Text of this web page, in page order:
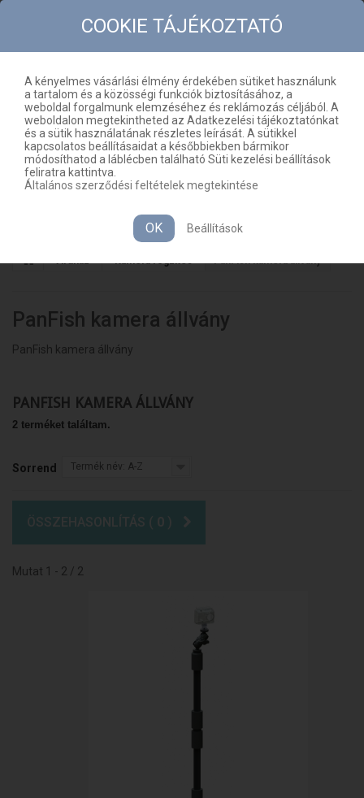
KAPCSOLAT OLDALTÉRKÉP
KOSÁR (ÜRES)
HU
Áruház Kamera rögzítés PanFish kamera állvány
PanFish kamera állvány
PanFish kamera állvány
PANFISH KAMERA ÁLLVÁNY
2 terméket találtam.
Sorrend Termék név: A-Z
ÖSSZEHASONLÍTÁS ( 0 )
Mutat 1 - 2 / 2
COOKIE TÁJÉKOZTATÓ
A kényelmes vásárlási élmény érdekében sütiket használunk
a tartalom és a közösségi funkciók biztosításához, a
weboldal forgalmunk elemzéséhez és reklámozás céljából. A
weboldalon megtekintheted az Adatkezelési tájékoztatónkat
és a sütik használatának részletes leírását. A sütikkel
kapcsolatos beállításaidat a későbbiekben bármikor
módosíthatod a láblécben található Süti kezelési beállítások
feliratra kattintva.
Általános szerződési feltételek megtekintése
OK Beállítások